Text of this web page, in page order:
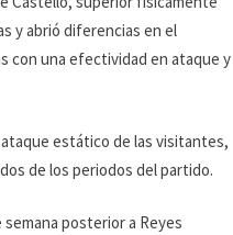
y abrió diferencias en el
con una efectividad en ataque y
estático de las visitantes,
de los periodos del partido.
posterior a Reyes